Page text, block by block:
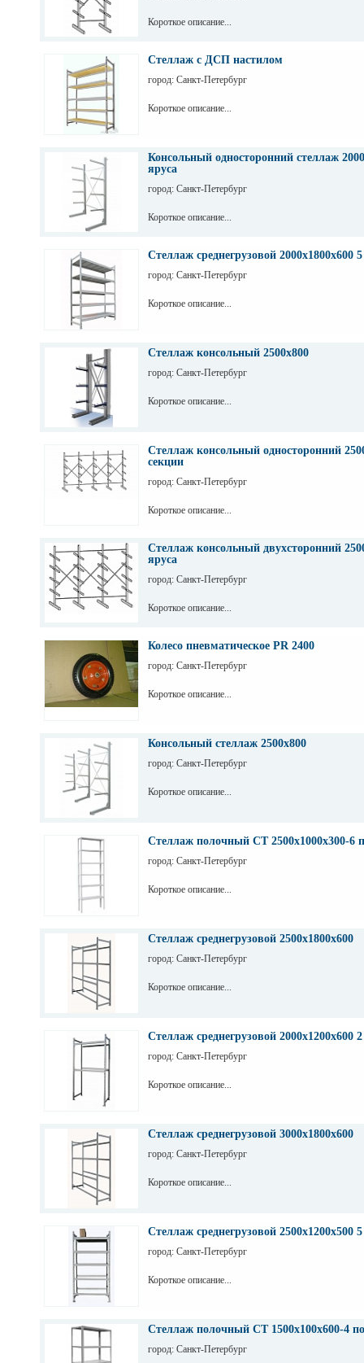
Короткое описание...
Стеллаж с ДСП настилом
город: Санкт-Петербург
Короткое описание...
Консольный односторонний стеллаж
яруса
город: Санкт-Петербург
Короткое описание...
Стеллаж среднегрузовой 2000х1800х600
город: Санкт-Петербург
Короткое описание...
Стеллаж консольный 2500х800
город: Санкт-Петербург
Короткое описание...
Стеллаж консольный односторонний
секции
город: Санкт-Петербург
Короткое описание...
Стеллаж консольный двухсторонний
яруса
город: Санкт-Петербург
Короткое описание...
Колесо пневматическое PR 2400
город: Санкт-Петербург
Короткое описание...
Консольный стеллаж 2500х800
город: Санкт-Петербург
Короткое описание...
Стеллаж полочный СТ 2500х1000х300-6
город: Санкт-Петербург
Короткое описание...
Стеллаж среднегрузовой 2500х1800х600
город: Санкт-Петербург
Короткое описание...
Стеллаж среднегрузовой 2000х1200х600
город: Санкт-Петербург
Короткое описание...
Стеллаж среднегрузовой 3000х1800х600
город: Санкт-Петербург
Короткое описание...
Стеллаж среднегрузовой 2500х1200х500
город: Санкт-Петербург
Короткое описание...
Стеллаж полочный СТ 1500х100х600-4
город: Санкт-Петербург